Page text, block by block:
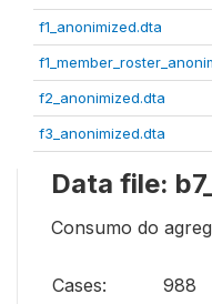
f1_anonimized.dta
f2_anonimized.dta
f3_anonimized.dta
Data file:
Consumo do
Cases:
988